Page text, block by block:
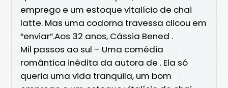
emprego e um estoque vitalício de chai
latte. Mas uma codorna travessa clicou em
“enviar”.Aos 32 anos, Cássia Bened .
Mil passos ao sul – Uma comédia
romântica inédita da autora de . Ela só
queria uma vida tranquila, um bom